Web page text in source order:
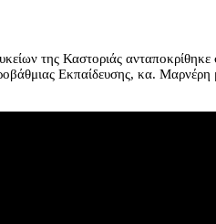
της Καστοριάς ανταποκρίθηκε
Εκπαίδευσης, κα.